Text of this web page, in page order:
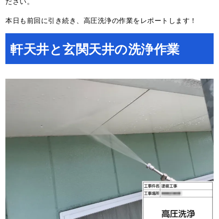
本日も前回に引き続き、高圧洗浄の作業をレポートします！
軒天井と玄関天井の洗浄作業